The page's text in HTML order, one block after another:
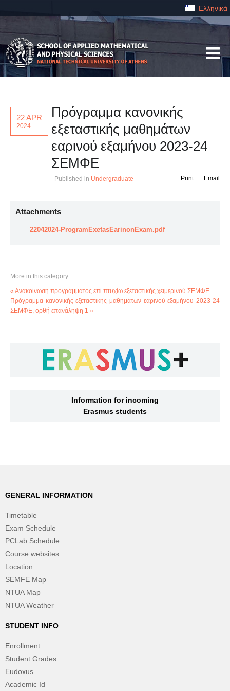
Ελληνικά
22 APR
2024
Πρόγραμμα κανονικής
εξεταστικής μαθημάτων
εαρινού εξαμήνου 2023-24
ΣΕΜΦΕ
Published in Undergraduate Email
Print
Attachments
22042024-ProgramExetasEarinonExam.pdf
More in this category:
« Ανακοίνωση προγράμματος επί πτυχίω εξεταστικής χειμερινού ΣΕΜΦΕ
Πρόγραμμα κανονικής εξεταστικής μαθημάτων εαρινού εξαμήνου 2023-24
ΣΕΜΦΕ, ορθή επανάληψη 1 »
Information for incoming
Erasmus students
GENERAL INFORMATION
Timetable
Exam Schedule
PCLab Schedule
Course websites
Location
SEMFE Map
NTUA Map
NTUA Weather
STUDENT INFO
Enrollment
Student Grades
Eudoxus
Academic Id